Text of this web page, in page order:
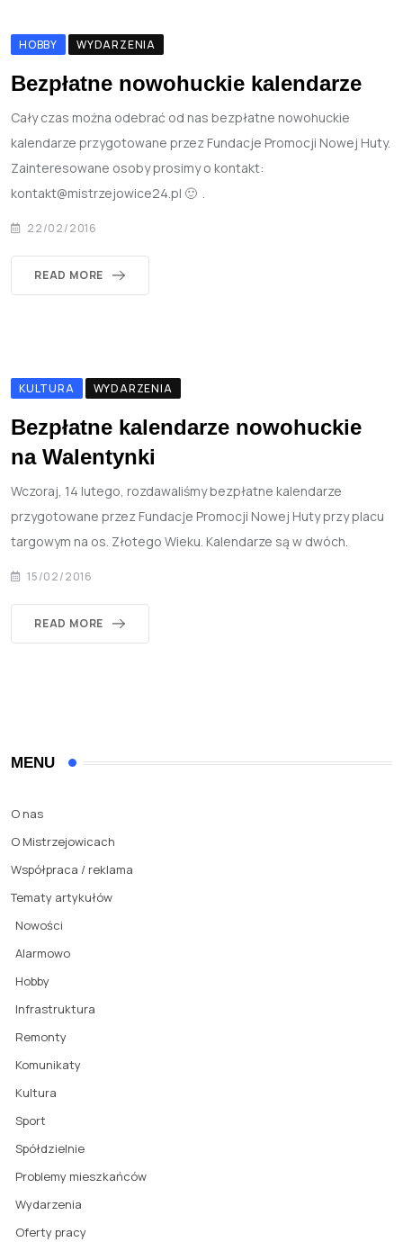
HOBBY WYDARZENIA
Bezpłatne nowohuckie kalendarze
Cały czas można odebrać od nas bezpłatne nowohuckie
kalendarze przygotowane przez Fundacje Promocji Nowej Huty.
Zainteresowane osoby prosimy o kontakt:
kontakt@mistrzejowice24.pl 🙂 .
22/02/2016
READ MORE
KULTURA WYDARZENIA
Bezpłatne kalendarze nowohuckie
na Walentynki
Wczoraj, 14 lutego, rozdawaliśmy bezpłatne kalendarze
przygotowane przez Fundacje Promocji Nowej Huty przy placu
targowym na os. Złotego Wieku. Kalendarze są w dwóch.
15/02/2016
READ MORE
MENU
O nas
O Mistrzejowicach
Współpraca / reklama
Tematy artykułów
Nowości
Alarmowo
Hobby
Infrastruktura
Remonty
Komunikaty
Kultura
Sport
Spółdzielnie
Problemy mieszkańców
Wydarzenia
Oferty pracy